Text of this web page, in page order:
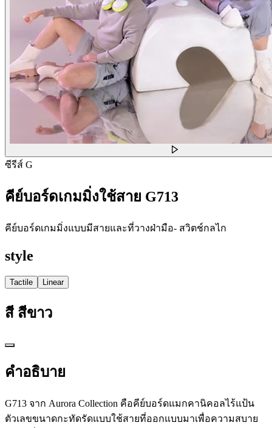
ซีรีส์ G
คีย์บอร์ดเกมมิ่งใช้สาย G713
คีย์บอร์ดเกมมิ่งแบบมีสายและที่วางฝ่ามือ- สวิตช์กลไก
style
Tactile Linear
สี สีขาว
คำอธิบาย
G713 จาก Aurora Collection คือคีย์บอร์ดแมกคานิคอลไร้แป้น
ตัวเลขขนาดกะทัดรัดแบบใช้สายที่ออกแบบมาเพื่อความสบาย